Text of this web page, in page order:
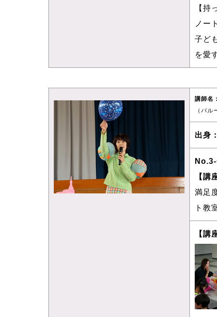
【持
ノー
子ど
を愛
講師名
（バ
出身
【講
満足
ト教
【講